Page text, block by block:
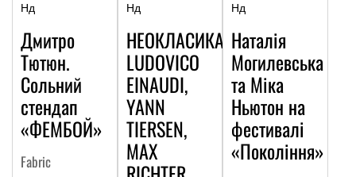
Нд
Дмитро
Тютюн.
Сольний
стендап
«ФЕМБОЙ»
Fabric
Нд
НЕОКЛАСИКА:
LUDOVICO
EINAUDI,
YANN
TIERSEN,
MAX
Нд
Наталія
Могилевська
та Міка
Ньютон на
фестивалі
«Покоління»